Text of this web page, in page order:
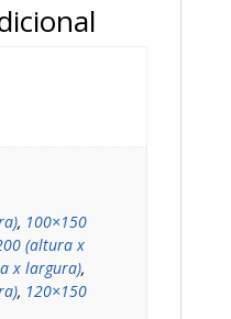
, 100×150
(altura x
x largura),
, 120×150